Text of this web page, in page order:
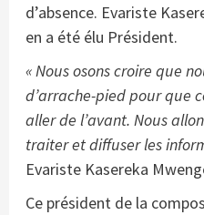
d’absence. Evariste
en a été élu Président.
« Nous osons croire que
d’arrache-pied pour que
aller de l’avant. Nous
traiter et diffuser les
Evariste Kasereka
Ce président de la